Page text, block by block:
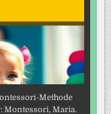
Methode
Montessori, Maria.